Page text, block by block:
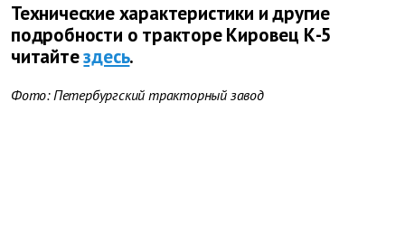
Технические характеристики и другие
подробности о тракторе Кировец К-5
читайтездесь.
Фото: Петербургский тракторный завод